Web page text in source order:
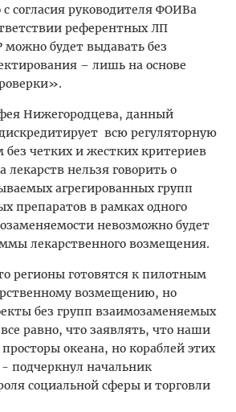
согласия руководителя ФОИВа
референтных ЛП
можно будет выдавать без
– лишь на основе
Нижегородцева, данный
всю регуляторную
без четких и жестких критериев
лекарств нельзя говорить о
агрегированных групп
препаратов в рамках одного
невозможно будет
лекарственного возмещения.
регионы готовятся к пилотным
возмещению, но
без групп взаимозаменяемых
равно, что заявлять, что наши
океана, но кораблей этих
подчеркнул начальник
социальной сферы и торговли